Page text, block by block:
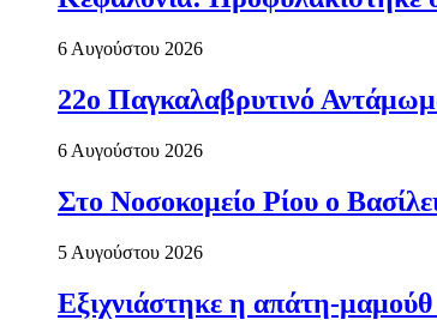
6 Αυγούστου 2026
22ο Παγκαλαβρυτινό
6 Αυγούστου 2026
Στο Νοσοκομείο Ρίου ο
5 Αυγούστου 2026
Εξιχνιάστηκε η απάτη-μαμούθ